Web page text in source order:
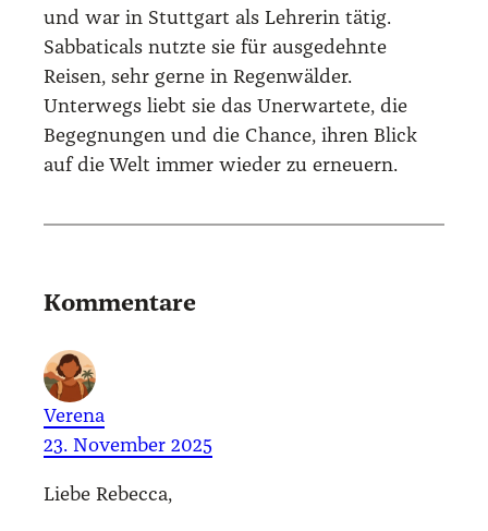
und war in Stuttgart als Lehrerin tätig.
Sabbaticals nutzte sie für ausgedehnte
Reisen, sehr gerne in Regenwälder.
Unterwegs liebt sie das Unerwartete, die
Begegnungen und die Chance, ihren Blick
auf die Welt immer wieder zu erneuern.
Kommentare
Verena
23. November 2025
Lie­be Rebec­ca,